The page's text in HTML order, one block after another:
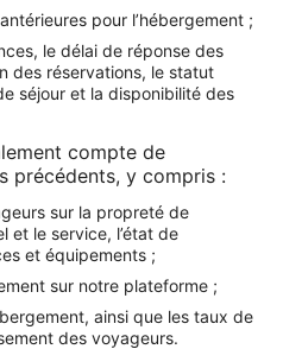
pour l’hébergement ;
le délai de réponse des
des réservations, le statut
séjour et la disponibilité des
compte de
précédents, y compris :
sur la propreté de
et le service, l’état de
et équipements ;
sur notre plateforme ;
ainsi que les taux de
des voyageurs.